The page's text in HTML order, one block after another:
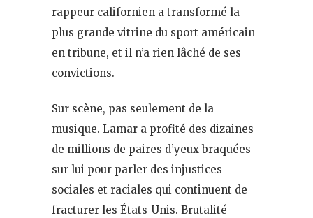
rappeur californien a transformé la
plus grande vitrine du sport américain
en tribune, et il n’a rien lâché de ses
convictions.
Sur scène, pas seulement de la
musique. Lamar a profité des dizaines
de millions de paires d’yeux braquées
sur lui pour parler des injustices
sociales et raciales qui continuent de
fracturer les États-Unis. Brutalité